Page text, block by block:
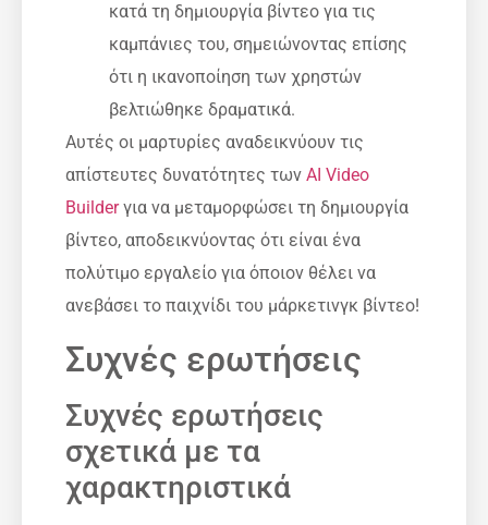
κατά τη δημιουργία βίντεο για τις
καμπάνιες του, σημειώνοντας επίσης
ότι η ικανοποίηση των χρηστών
βελτιώθηκε δραματικά.
Αυτές οι μαρτυρίες αναδεικνύουν τις
απίστευτες δυνατότητες των AI Video
Builderγια να μεταμορφώσει τη δημιουργία
βίντεο, αποδεικνύοντας ότι είναι ένα
πολύτιμο εργαλείο για όποιον θέλει να
ανεβάσει το παιχνίδι του μάρκετινγκ βίντεο!
Συχνές ερωτήσεις
Συχνές ερωτήσεις
σχετικά με τα
χαρακτηριστικά